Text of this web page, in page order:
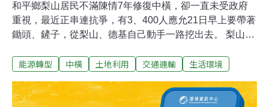
和平鄉梨山居民不滿陳情7年修復中橫，卻一直未受政府
重視，最近正串連抗爭，有3、400人應允21日早上要帶著
鋤頭、鏟子，從梨山、德基自己動手一路挖出去。 梨山中
路，卻不顧山區耕耘許久的農民生計，梨山的旅遊業這幾
到雪季還無法通行，大家都苦哈哈。谷關社區發展協會理
能源轉型 中橫 土地利用 交通運輸 生活環境